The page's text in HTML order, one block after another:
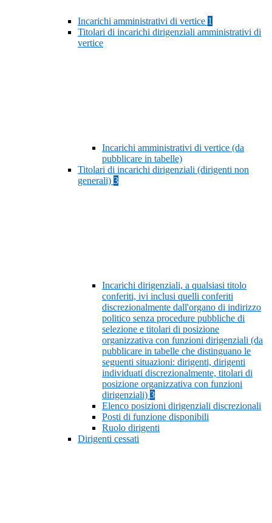
Incarichi amministrativi di vertice 1
Titolari di incarichi dirigenziali amministrativi di
vertice
Incarichi amministrativi di vertice (da
pubblicare in tabelle)
Titolari di incarichi dirigenziali (dirigenti non
generali) 3
Incarichi dirigenziali, a qualsiasi titolo
conferiti, ivi inclusi quelli conferiti
discrezionalmente dall'organo di indirizzo
politico senza procedure pubbliche di
selezione e titolari di posizione
organizzativa con funzioni dirigenziali (da
pubblicare in tabelle che distinguano le
seguenti situazioni: dirigenti, dirigenti
individuati discrezionalmente, titolari di
posizione organizzativa con funzioni
dirigenziali) 3
Elenco posizioni dirigenziali discrezionali
Posti di funzione disponibili
Ruolo dirigenti
Dirigenti cessati